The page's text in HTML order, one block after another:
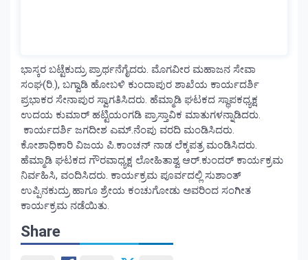
ಭಾಸ್ಕರ ಬಟ್ಟೆಕುದ್ರು ಪ್ರಾರ್ಥನೆಗೈದರು. ಮೊಗವೀರ ಮಹಾಜನ ಸೇವಾ
ಸಂಘ(ರಿ.), ಬಗ್ವಾಡಿ ಹೋಬಳಿ ಕುಂದಾಪುರ ಶಾಖೆಯ ಕಾರ್ಯದರ್ಶಿ
ಪ್ರಭಾಕರ ಸೇನಾಪುರ ಸ್ವಾಗತಿಸಿದರು. ಹೆಮ್ಮಾಡಿ ಘಟಕದ ಸ್ಥಾಪಕಧ್ಯಕ್ಷ
ಉದಯ ಕುಮಾರ್ ಹಟ್ಟಿಯಂಗಡಿ ಪ್ರಾಸ್ತಾವಿಕ ಮಾತುಗಳನ್ನಾಡಿದರು.
ಕಾರ್ಯದರ್ಶಿ ಜಗದೀಶ ಎಮ್.ನೆಂಪು ವರದಿ ಮಂಡಿಸಿದರು.
ಕೋಶಾಧಿಕಾರಿ ವಿಜಯ ಪಿ.ಕಾಂಚನ್ ನಾಡ ಲೆಕ್ಕಪತ್ರ ಮಂಡಿಸಿದರು.
ಹೆಮ್ಮಾಡಿ ಘಟಕದ ಗೌರವಾಧ್ಯಕ್ಷ ಲೋಹಿತಾಶ್ವ ಆರ್.ಕುಂದರ್ ಕಾರ್ಯಕ್ರಮ
ನಿರ್ವಹಿಸಿ, ವಂದಿಸಿದರು. ಕಾರ್ಯಕ್ರಮ ಪೂರ್ವದಲ್ಲಿ ಸುಶಾಂತ್
ಉಪ್ಪಿನಕುದ್ರು ಹಾಗೂ ಶ್ರೇಯ ಕಂಚುಗೋಡು ಅವರಿಂದ ಸಂಗೀತ
ಕಾರ್ಯಕ್ರಮ ನಡೆಯಿತು.
Share